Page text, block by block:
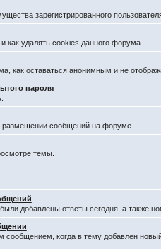
зарегистрированного
как удалять cookies данного форума.
как оставаться анонимным и не
пароля
сообщений на форуме.
темы.
добавлены ответы сегодня, а также
сообщением, когда в тему добавлен